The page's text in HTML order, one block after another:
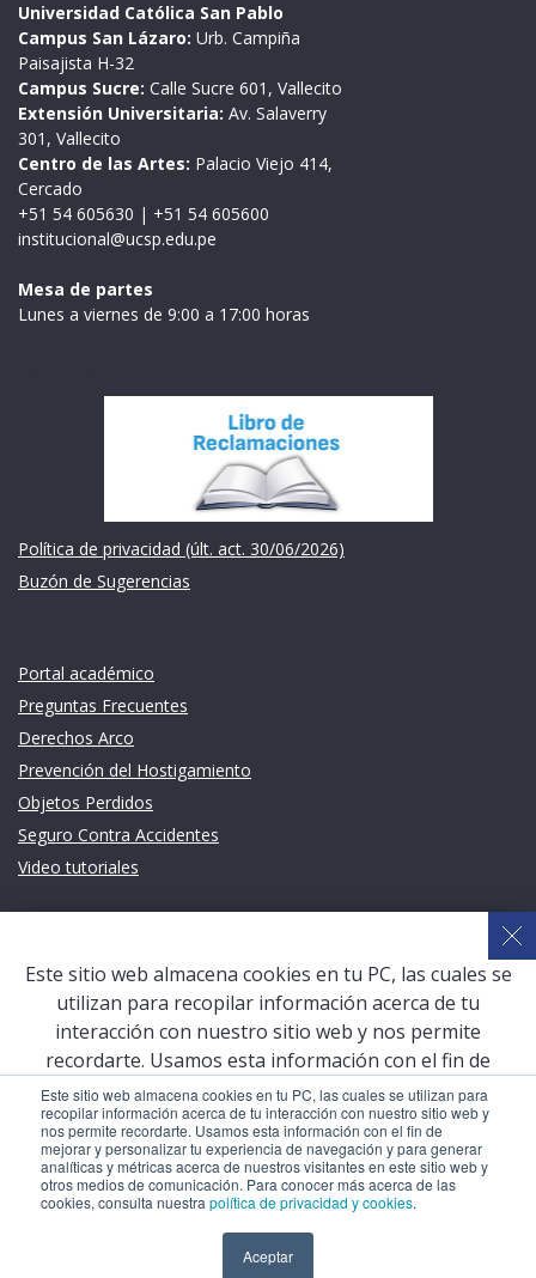
Este sitio web almacena cookies en tu PC, las cuales se utilizan para
recopilar información acerca de tu interacción con nuestro sitio web y
nos permite recordarte. Usamos esta información con el fin de
mejorar y personalizar tu experiencia de navegación y para generar
analíticas y métricas acerca de nuestros visitantes en este sitio web y
otros medios de comunicación. Para conocer más acerca de las
cookies, consulta nuestra política de privacidad y cookies.
Aceptar
Universidad Católica San Pablo
Campus San Lázaro: Urb. Campiña
Paisajista H-32
Campus Sucre: Calle Sucre 601, Vallecito
Extensión Universitaria: Av. Salaverry
301, Vallecito
Centro de las Artes: Palacio Viejo 414,
Cercado
+51 54 605630 | +51 54 605600
institucional@ucsp.edu.pe
Mesa de partes
Lunes a viernes de 9:00 a 17:00 horas
Política de privacidad (últ. act. 30/06/2026)
Buzón de Sugerencias
Portal académico
Preguntas Frecuentes
Derechos Arco
Prevención del Hostigamiento
Objetos Perdidos
Seguro Contra Accidentes
Video tutoriales
Sistema de Gestión Académica (SGA)
Defensoría Universitaria
Terceros vinculados
San Pablo Mail
Aula Virtual Pregrado
Aula Virtual Postgrado
COPYRIGHT © 2026 Universidad Católica San Pablo – RUC:
Este sitio web almacena cookies en tu PC, las cuales se
utilizan para recopilar información acerca de tu
interacción con nuestro sitio web y nos permite
recordarte. Usamos esta información con el fin de
mejorar y personalizar tu experiencia de navegación y
para generar analíticas y métricas acerca de nuestros
visitantes en este sitio web y otros medios de
comunicación. Para conocer más acerca de las cookies,
consulta nuestrapolítica de privacidad y cookies
Aceptar